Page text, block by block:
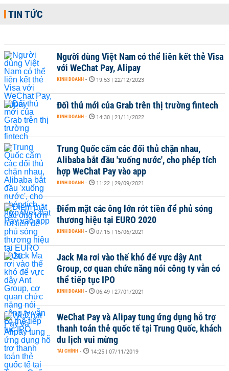
TIN TỨC
Người dùng Việt Nam có thể liên kết thẻ Visa
với WeChat Pay, Alipay
KINH DOANH - 19:53 | 22/12/2023
Đối thủ mới của Grab trên thị trường fintech
KINH DOANH - 14:30 | 21/11/2022
Trung Quốc cấm các đối thủ chặn nhau,
Alibaba bắt đầu 'xuống nước', cho phép tích
hợp WeChat Pay vào app
KINH DOANH - 11:22 | 29/09/2021
Điểm mặt các ông lớn rót tiền để phủ sóng
thương hiệu tại EURO 2020
KINH DOANH - 07:15 | 15/06/2021
Jack Ma rơi vào thế khó để vực dậy Ant
Group, cơ quan chức năng nói công ty vẫn có
thể tiếp tục IPO
KINH DOANH - 06:49 | 27/01/2021
WeChat Pay và Alipay tung ứng dụng hỗ trợ
thanh toán thẻ quốc tế tại Trung Quốc, khách
du lịch vui mừng
TÀI CHÍNH - 14:25 | 07/11/2019